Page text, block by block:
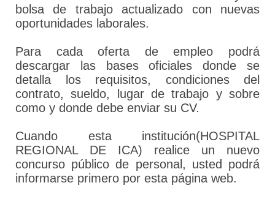
bolsa de trabajo actualizado con nuevas
oportunidades laborales.
Para cada oferta de empleo podrá
descargar las bases oficiales donde se
detalla los requisitos, condiciones del
contrato, sueldo, lugar de trabajo y sobre
como y donde debe enviar su CV.
Cuando esta institución(HOSPITAL
REGIONAL DE ICA) realice un nuevo
concurso público de personal, usted podrá
informarse primero por esta página web.